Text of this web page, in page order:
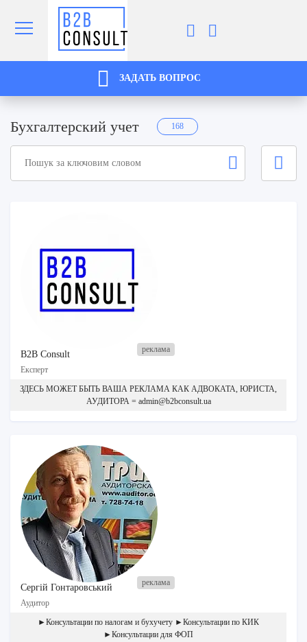
ЗАДАТЬ ВОПРОС
Бухгалтерский учет 168
B2B Consult
Експерт
ЗДЕСЬ МОЖЕТ БЫТЬ ВАША РЕКЛАМА КАК АДВОКАТА, ЮРИСТА,
АУДИТОРА = admin@b2bconsult.ua
Сергій Гонтаровський
Аудитор
►Консультации по налогам и бухучету ►Консультации по КИК
►Консультации для ФОП